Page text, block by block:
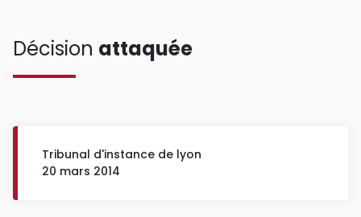
Décision attaquée
Tribunal d'instance de lyon
20 mars 2014